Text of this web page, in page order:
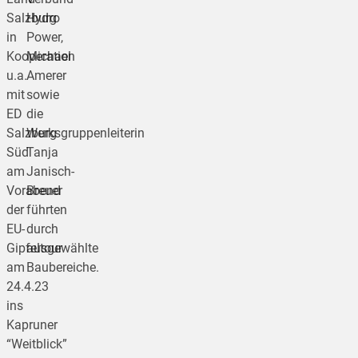
Salzburg
in
Kooperation
u.a.
mit
ED
Salzburg
Süd
am
Vorabend
der
EU-
Gipfeltour
am
24.4.23
ins
Kapruner
“Weitblick”
Hydro
Power,
Michael
Amerer
sowie
die
Werksgruppenleiterin
Tanja
Janisch-
Breuer
führten
durch
ausgewählte
Baubereiche.